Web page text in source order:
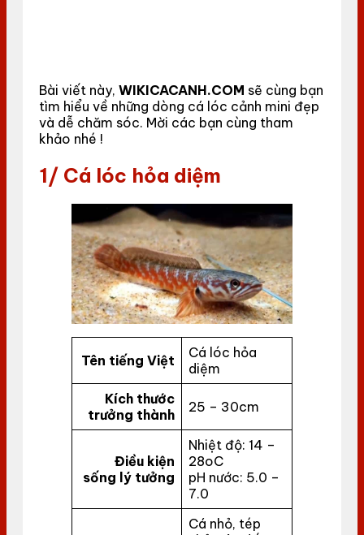
Bài viết này, WIKICACANH.COM sẽ cùng bạn
tìm hiểu về những dòng cá lóc cảnh mini đẹp
và dễ chăm sóc. Mời các bạn cùng tham
khảo nhé !
1/ Cá lóc hỏa diệm
Tên tiếng Việt
Cá lóc hỏa
diệm
Kích thước
trưởng thành
25 – 30cm
Điều kiện
sống lý tưởng
Nhiệt độ: 14 –
28oC
pH nước: 5.0 –
7.0
Cá nhỏ, tép